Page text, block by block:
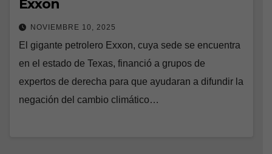
Exxon
NOVIEMBRE 10, 2025
El gigante petrolero Exxon, cuya sede se encuentra
en el estado de Texas, financió a grupos de
expertos de derecha para que ayudaran a difundir la
negación del cambio climático…